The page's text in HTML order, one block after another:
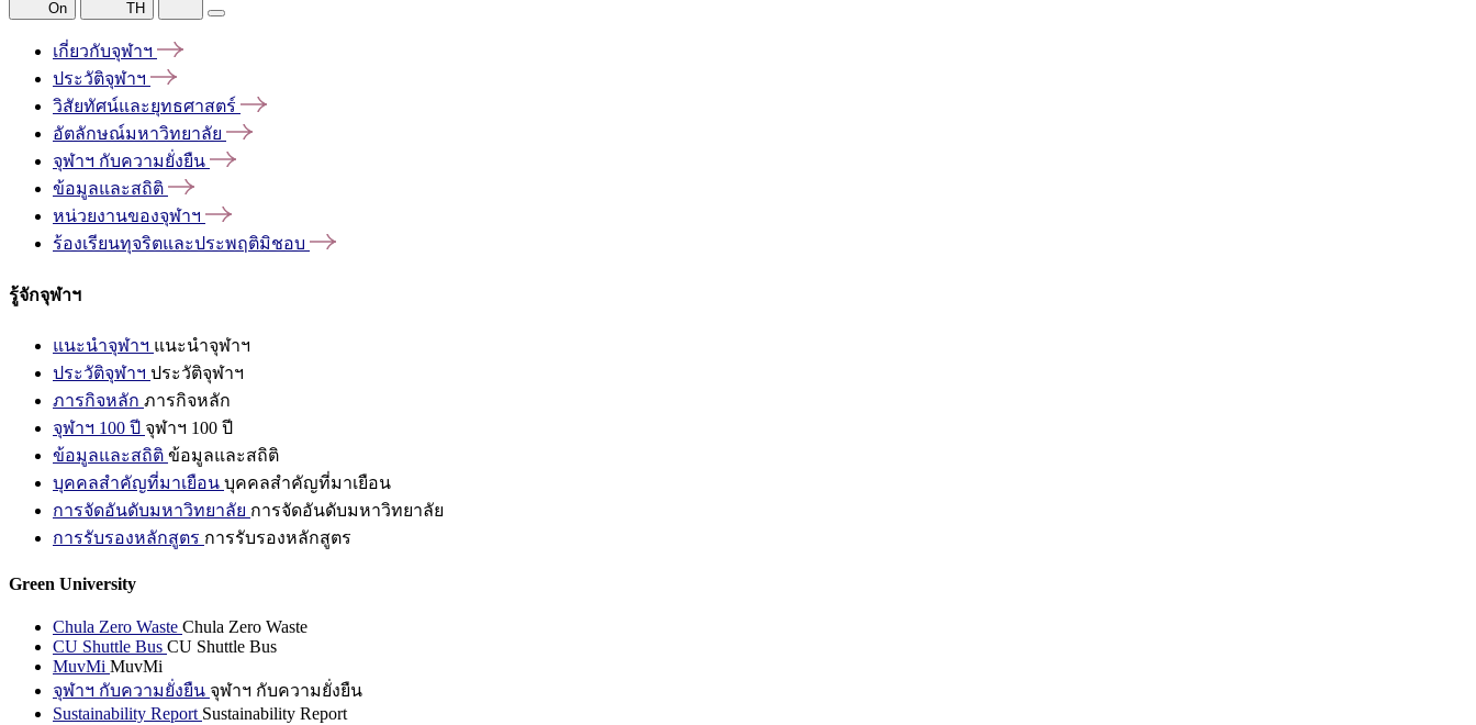
On TH
เกี่ยวกับจุฬาฯ
ประวัติจุฬาฯ
วิสัยทัศน์และยุทธศาสตร์
อัตลักษณ์มหาวิทยาลัย
จุฬาฯ กับความยั่งยืน
ข้อมูลและสถิติ
หน่วยงานของจุฬาฯ
ร้องเรียนทุจริตและประพฤติมิชอบ
รู้จักจุฬาฯ
แนะนำจุฬาฯ แนะนำจุฬาฯ
ประวัติจุฬาฯ ประวัติจุฬาฯ
ภารกิจหลัก ภารกิจหลัก
จุฬาฯ 100 ปี จุฬาฯ 100 ปี
ข้อมูลและสถิติ ข้อมูลและสถิติ
บุคคลสำคัญที่มาเยือน บุคคลสำคัญที่มาเยือน
การจัดอันดับมหาวิทยาลัย การจัดอันดับมหาวิทยาลัย
การรับรองหลักสูตร การรับรองหลักสูตร
Green University
Chula Zero Waste Chula Zero Waste
CU Shuttle Bus CU Shuttle Bus
MuvMi MuvMi
จุฬาฯ กับความยั่งยืน จุฬาฯ กับความยั่งยืน
Sustainability Report Sustainability Report